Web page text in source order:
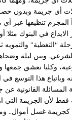
أي جريمة وبدون
تنظيفها عبر
الايداع في البنوك
“التغطية”
وبين ليلة
وكلنا نعشق جمعها
وباتباع هذا
القانونية
لأن الجريمة
كجريمة غسل أموال..